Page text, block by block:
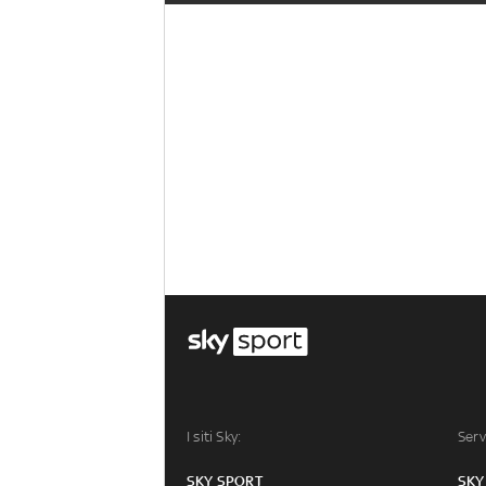
I siti Sky:
SKY SPORT